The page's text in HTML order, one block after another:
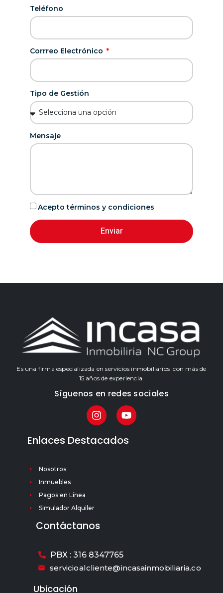
Teléfono
Corrreo Electrónico
Tipo de Gestión
Mensaje
Acepto términos y condiciones
Enviar
Es una firma especializada en servicios inmobiliarios con más de
15 años de experiencia.
Síguenos en redes sociales
Enlaces Destacados
Nosotros
Inmuebles
Pagos en Línea
Simulador Alquiler
Contáctanos
PBX : 316 8347765
servicioalcliente@incasainmobiliaria.co
Ubicación